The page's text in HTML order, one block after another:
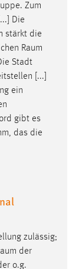
Zum
Die
stärkt die
Raum
Stadt
[...]
ein
gibt es
das die
zulässig;
der
o.g.